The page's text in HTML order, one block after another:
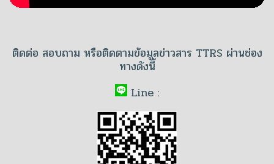
ติดต่อ สอบถาม หรือติดตามข้อมูลข่าวสาร TTRS ผ่านช่อง
ทางดังนี้
Line :